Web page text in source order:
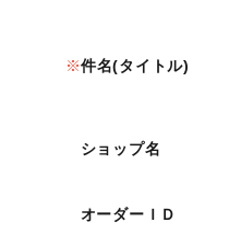
件名(タイトル)
ショップ名
オーダーＩＤ